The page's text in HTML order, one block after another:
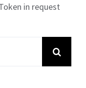
in request